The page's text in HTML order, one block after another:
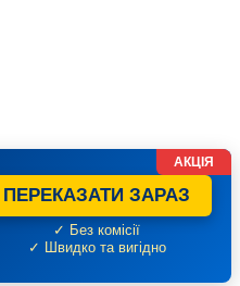
ПЕРЕКАЗАТИ ЗАРАЗ
✓ Без комісії
✓ Швидко та вигідно
АКЦІЯ